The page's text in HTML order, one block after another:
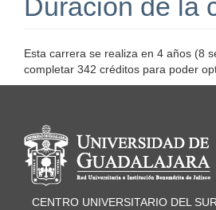
Duración de la
Esta carrera se realiza en 4 años (8
completar 342 créditos para poder
Información del
CENTRO UNIVERSITARIO DEL SUR